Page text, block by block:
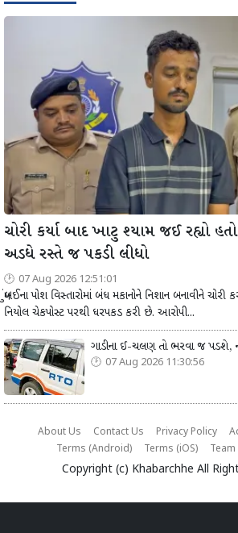
ચોરી કર્યા બાદ ખાટુ શ્યામ જઈ રહ્યો
અડધે રસ્તે જ પકડી લીધો
07 Aug 2026 12:51:01
મુંબઈના પોશ વિસ્તારોમાં બંધ મકાનોને નિશાન બનાવીને
નિયોલ ચેકપોસ્ટ પરથી ધરપકડ કરી છે. આરોપી...
ગાડીના ઈ-ચલણ તો ભરવા જ પડશે,
07 Aug 2026 11:30:56
About Us Contact Us Privacy Policy
Terms (Android)
Terms (iOS)
Copyright (c) Khabarchhe All